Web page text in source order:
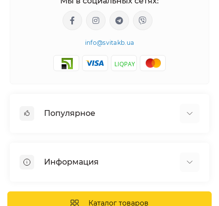
info@svitakb.ua
Популярное
Системы хранения энергии
Инверторы
Информация
Каталог товаров